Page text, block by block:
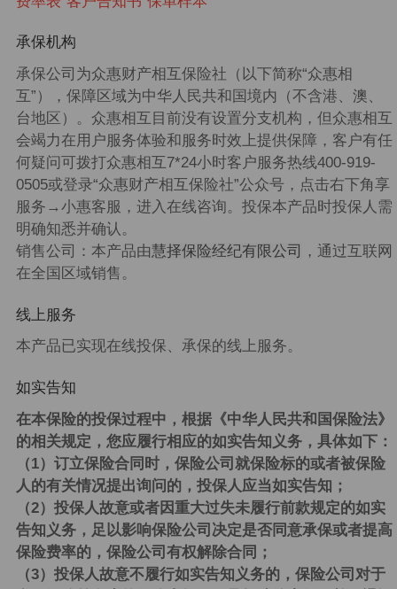
承保机构
承保公司为众惠财产相互保险社（以下简称“众惠相
互”），保障区域为中华人民共和国境内（不含港、澳、
台地区）。众惠相互目前没有设置分支机构，但众惠相互
会竭力在用户服务体验和服务时效上提供保障，客户有任
何疑问可拨打众惠相互7*24小时客户服务热线400-919-
0505或登录“众惠财产相互保险社”公众号，点击右下角享
服务→小惠客服，进入在线咨询。投保本产品时投保人需
明确知悉并确认。
销售公司：本产品由慧择保险经纪有限公司 ，通过互联网
在全国区域销售。
线上服务
本产品已实现在线投保、承保的线上服务。
如实告知
在本保险的投保过程中，根据《中华人民共和国保险法》
的相关规定，您应履行相应的如实告知义务，具体如下：
（1）订立保险合同时，保险公司就保险标的或者被保险
人的有关情况提出询问的，投保人应当如实告知；
（2）投保人故意或者因重大过失未履行前款规定的如实
告知义务，足以影响保险公司决定是否同意承保或者提高
保险费率的，保险公司有权解除合同；
（3）投保人故意不履行如实告知义务的，保险公司对于